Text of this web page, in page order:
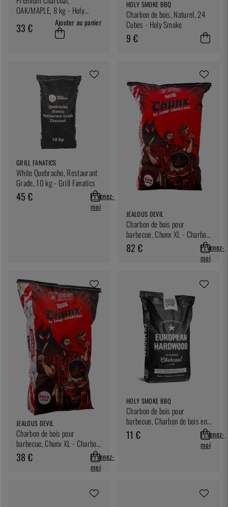
OAK/MAPLE, 8 kg - Holy
33 € Ajouter au panier
HOLY SMOKE BBQ
Charbon de bois, Naturel, 24
Cubes - Holy Smoke
9 €
GRILL FANATICS
White Quebracho, Restaurant
Grade, 10 kg - Grill Fanatics
45 €
Prvenez-
moi
JEALOUS DEVIL
Charbon de bois pour
barbecue, Chunx XL - Charbon
de bois dur, 15,88 kg - Jealous
Devil
82 €
Prvenez-
moi
JEALOUS DEVIL
Charbon de bois pour
barbecue, Chunx XL - Charbon
de bois dur, 9 kg - Jealous
Devil
38 €
Prvenez-
moi
HOLY SMOKE BBQ
Charbon de bois pour
barbecue, Charbon de bois en
morceaux, 2,5 kg - Holy
Smoke BBQ
11 €
Prvenez-
moi